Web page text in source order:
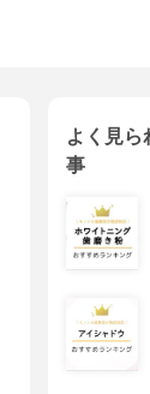
よく見
事